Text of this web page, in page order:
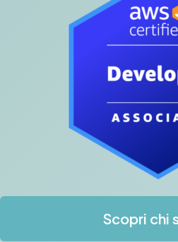
Scopri chi